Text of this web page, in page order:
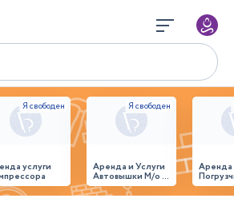
услуги Аренда и Услуги
Автовышки М/о г.
Домодедово
26,28,32 место